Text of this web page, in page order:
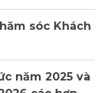
sóc Khách
năm 2025 và